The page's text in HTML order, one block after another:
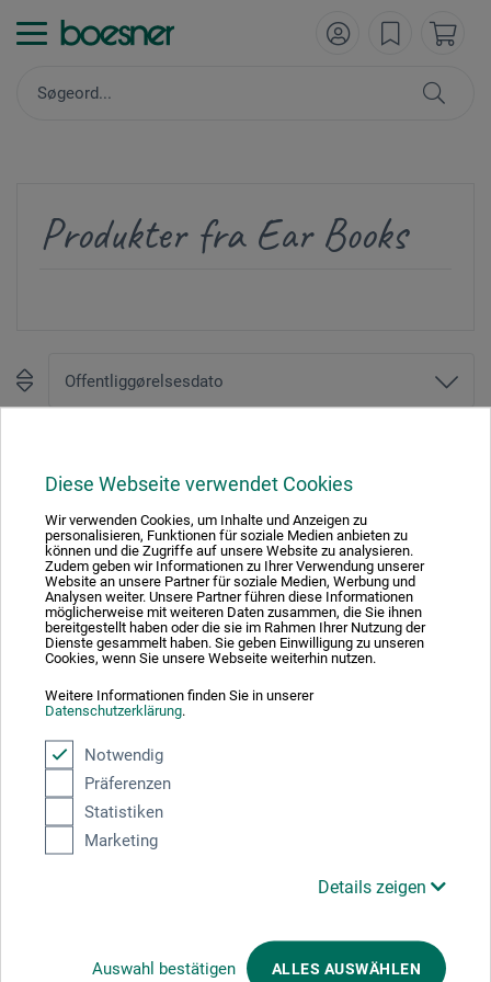
Diese Webseite verwendet Cookies
Wir verwenden Cookies, um Inhalte und Anzeigen zu
personalisieren, Funktionen für soziale Medien anbieten zu
können und die Zugriffe auf unsere Website zu analysieren.
Zudem geben wir Informationen zu Ihrer Verwendung unserer
Website an unsere Partner für soziale Medien, Werbung und
Analysen weiter. Unsere Partner führen diese Informationen
möglicherweise mit weiteren Daten zusammen, die Sie ihnen
bereitgestellt haben oder die sie im Rahmen Ihrer Nutzung der
Dienste gesammelt haben. Sie geben Einwilligung zu unseren
Cookies, wenn Sie unsere Webseite weiterhin nutzen.
Weitere Informationen finden Sie in unserer
Datenschutzerklärung.
Notwendig
Präferenzen
Statistiken
Marketing
Details zeigen
Auswahl bestätigen ALLES AUSWÄHLEN
Produkter fra Ear Books
Absolut sikker
Betalingsmetoder
Produktkategorier